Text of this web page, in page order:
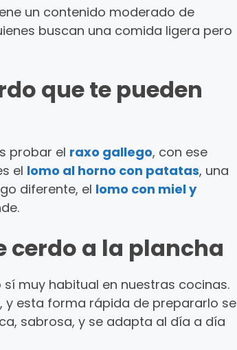
un contenido moderado de
buscan una comida ligera pero
que te pueden
probar el raxo gallego, con ese
el lomo al horno con patatas, una
diferente, el lomo con miel y
cerdo a la plancha
muy habitual en nuestras cocinas.
y esta forma rápida de prepararlo se
sabrosa, y se adapta al día a día